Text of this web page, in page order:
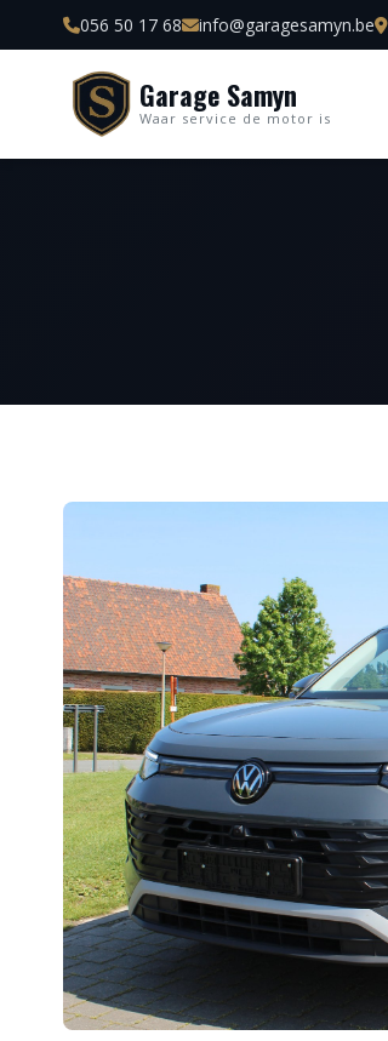
056 50 17 68 info@garagesamyn.be
Garage Samyn
Waar service de motor is